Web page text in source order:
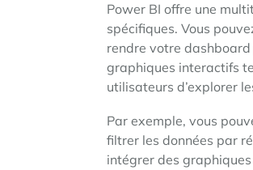
Power BI offre une
spécifiques. Vous
rendre votre
graphiques interactifs
utilisateurs d’explorer
Par exemple, vous
filtrer les données par
intégrer des